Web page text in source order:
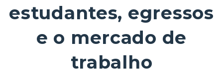
estudantes, egressos
e o mercado de
trabalho